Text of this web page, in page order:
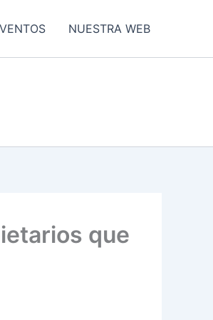
NUESTRA WEB
que